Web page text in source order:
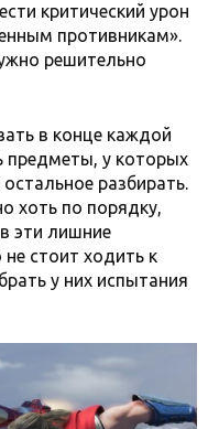
критический урон
противникам».
решительно
в конце каждой
предметы, у которых
разбирать.
хоть по порядку,
эти лишние
стоит ходить к
у них испытания